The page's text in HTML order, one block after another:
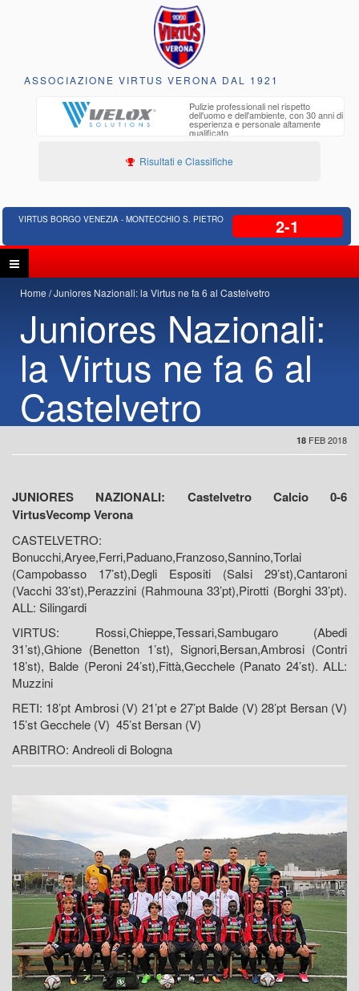
ASSOCIAZIONE VIRTUS VERONA DAL 1921
Pulizie professionali nel rispetto
dell'uomo e dell'ambiente, con 30 anni di
esperienza e personale altamente
qualificato
Risultati e Classifiche
VIRTUS BORGO VENEZIA - MONTECCHIO S. PIETRO 2-1
Home Juniores Nazionali: la Virtus ne fa 6 al Castelvetro
Juniores Nazionali:
la Virtus ne fa 6 al
Castelvetro
18 FEB 2018
JUNIORES NAZIONALI: Castelvetro Calcio 0-6
VirtusVecomp Verona
CASTELVETRO:
Bonucchi,Aryee,Ferri,Paduano,Franzoso,Sannino,Torlai
(Campobasso 17’st),Degli Espositi (Salsi 29’st),Cantaroni
(Vacchi 33’st),Perazzini (Rahmouna 33’pt),Pirotti (Borghi 33’pt).
ALL: Silingardi
VIRTUS: Rossi,Chieppe,Tessari,Sambugaro (Abedi
31’st),Ghione (Benetton 1’st), Signori,Bersan,Ambrosi (Contri
18’st), Balde (Peroni 24’st),Fittà,Gecchele (Panato 24’st). ALL:
Muzzini
RETI: 18’pt Ambrosi (V) 21’pt e 27’pt Balde (V) 28’pt Bersan (V)
15’st Gecchele (V) 45’st Bersan (V)
ARBITRO: Andreoli di Bologna